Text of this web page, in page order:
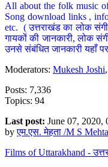
All about the folk music
Song download links ,
etc. ( उत्तराखंड का लोक
गायकों की जानकारी, लोक
उनसे संबंधित जानकारी यहाँ
Moderators: Mukesh Joshi,
Posts: 7,336
Topics: 94
Last post: June 07, 2020,
byएम.एस. मेहता /M S
Films of Uttarakhand -